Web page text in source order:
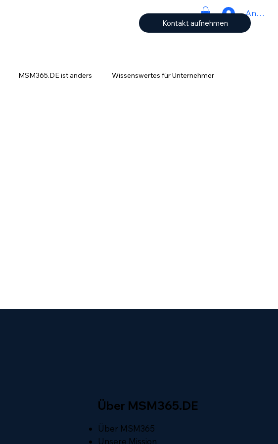
Kontakt aufnehmen
MSM365.DE ist anders Wissenswertes für Unternehmer
Über MSM365.DE
Über MSM365
Unsere Mission